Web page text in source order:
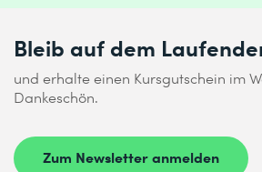
Bleib auf dem
und erhalte einen Kursgutschein im
Dankeschön.
Zum Newsletter anmelden